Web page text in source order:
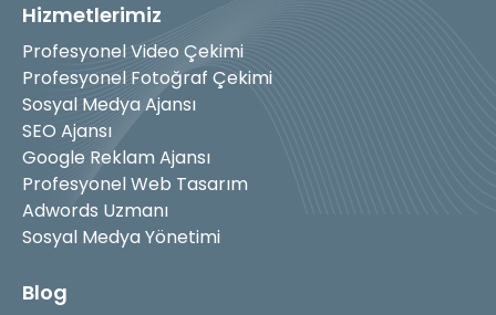
Hizmetlerimiz
Profesyonel Video Çekimi
Profesyonel Fotoğraf Çekimi
Sosyal Medya Ajansı
SEO Ajansı
Google Reklam Ajansı
Profesyonel Web Tasarım
Adwords Uzmanı
Sosyal Medya Yönetimi
Blog